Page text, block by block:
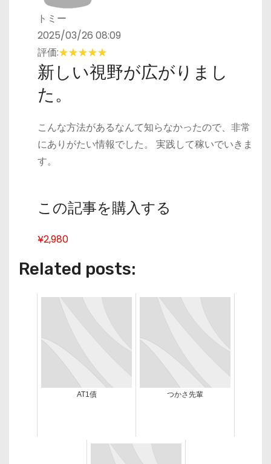
トミー
2025/03/26 08:09
評価:
新しい視野が広がりまし
た。
こんな方法があるなんて知らなかったので、非常
にありがたい情報でした。 実践して稼いでいきま
す。
この記事を購入する
¥2,980
Related posts:
AT1債 つかさ先輩